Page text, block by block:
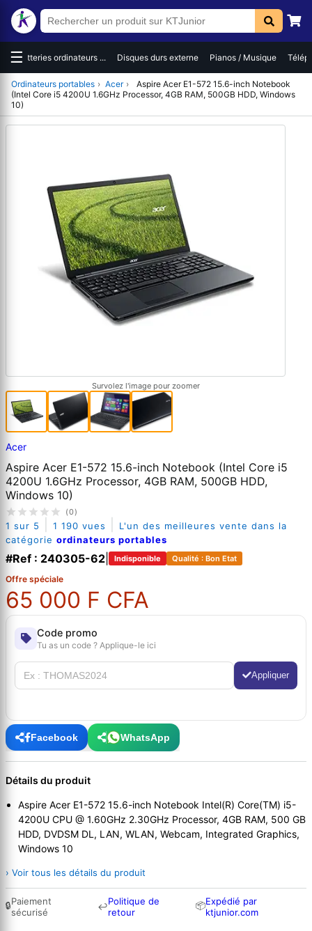
☰Batteries ordinateurs ... Disques durs externe Pianos / Musique
Ordinateurs portables › Acer ›
Aspire Acer E1-572 15.6-inch Notebook
(Intel Core i5 4200U 1.6GHz Processor, 4GB RAM, 500GB HDD, Windows
10)
Survolez l'image pour zoomer
Acer
Aspire Acer E1-572 15.6-inch Notebook (Intel Core i5
4200U 1.6GHz Processor, 4GB RAM, 500GB HDD,
Windows 10)
(0)
1 sur 5 1 190 vues
L'un des meilleures vente dans la
catégorie ordinateurs portables
#Ref : 240305-62 Indisponible Qualité : Bon Etat
Offre spéciale
65 000 F CFA
Code promo
Tu as un code ? Applique-le ici
Appliquer
Facebook WhatsApp
Détails du produit
Aspire Acer E1-572 15.6-inch Notebook Intel(R) Core(TM) i5-
4200U CPU @ 1.60GHz 2.30GHz Processor, 4GB RAM, 500 GB
HDD, DVDSM DL, LAN, WLAN, Webcam, Integrated Graphics,
Windows 10
› Voir tous les détails du produit
🔒Paiement
sécurisé
↩Politique de
retour
📦Expédié par
ktjunior.com